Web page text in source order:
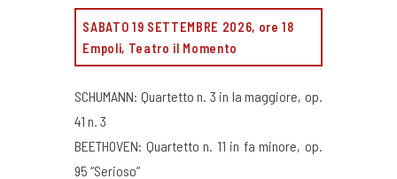
SABATO 19 SETTEMBRE 2026, ore 18
Empoli, Teatro il Momento
SCHUMANN: Quartetto n. 3 in la maggiore, op.
41 n. 3
BEETHOVEN: Quartetto n. 11 in fa minore, op.
95 “Serioso”